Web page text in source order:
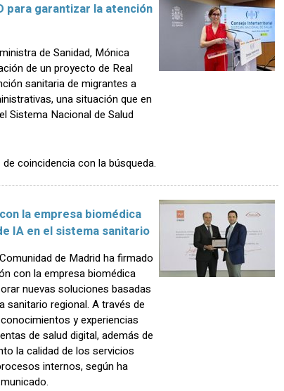
para garantizar la atención
de Sanidad, Mónica
de un proyecto de Real
sanitaria de migrantes a
una situación que en
Sistema Nacional de Salud
coincidencia con la búsqueda.
la empresa biomédica
IA en el sistema sanitario
de Madrid ha firmado
con la empresa biomédica
nuevas soluciones basadas
sanitario regional. A través de
y experiencias
de salud digital, además de
la calidad de los servicios
internos, según ha